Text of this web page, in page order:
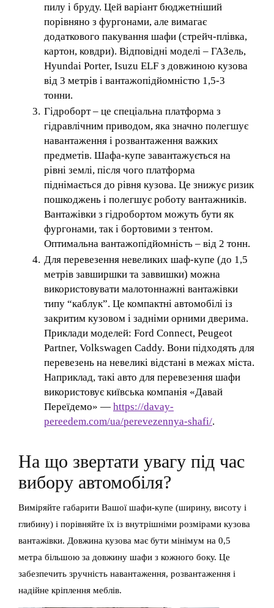
пилу і бруду. Цей варіант бюджетніший
порівняно з фургонами, але вимагає
додаткового пакування шафи (стрейч-плівка,
картон, ковдри). Відповідні моделі – ГАЗель,
Hyundai Porter, Isuzu ELF з довжиною кузова
від 3 метрів і вантажопідйомністю 1,5-3
тонни.
Гідроборт – це спеціальна платформа з
гідравлічним приводом, яка значно полегшує
навантаження і розвантаження важких
предметів. Шафа-купе завантажується на
рівні землі, після чого платформа
піднімається до рівня кузова. Це знижує ризик
пошкоджень і полегшує роботу вантажників.
Вантажівки з гідробортом можуть бути як
фургонами, так і бортовими з тентом.
Оптимальна вантажопідйомність – від 2 тонн.
Для перевезення невеликих шаф-купе (до 1,5
метрів завширшки та заввишки) можна
використовувати малотоннажні вантажівки
типу “каблук”. Це компактні автомобілі із
закритим кузовом і задніми орними дверима.
Приклади моделей: Ford Connect, Peugeot
Partner, Volkswagen Caddy. Вони підходять для
перевезень на невеликі відстані в межах міста.
Наприклад, такі авто для перевезення шафи
використовує київська компанія «Давай
Переїдемо» — https://davay-
pereedem.com/ua/perevezennya-shafi/.
На що звертати увагу під час
вибору автомобіля?
Виміряйте габарити Вашої шафи-купе (ширину, висоту і
глибину) і порівняйте їх із внутрішніми розмірами кузова
вантажівки. Довжина кузова має бути мінімум на 0,5
метра більшою за довжину шафи з кожного боку. Це
забезпечить зручність навантаження, розвантаження і
надійне кріплення меблів.